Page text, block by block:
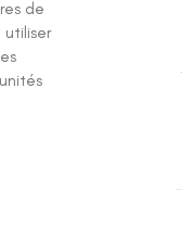
de
utiliser